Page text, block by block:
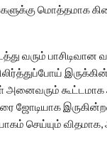
மொத்தமாக
வரும்
கூட்டமாக
ஜோடியாக
செய்யும்